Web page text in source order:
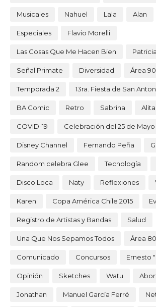
Musicales Nahuel Lala Alan
Especiales Flavio Morelli
Las Cosas Que Me Hacen Bien Patricia
Señal Primate Diversidad Área 90
Temporada 2 13ra. Fiesta de San
BA Comic Retro Sabrina Alita
COVID-19 Celebración del 25 de
Disney Channel Fernando Peña
Random celebra Glee Tecnología
Disco Loca Naty Reflexiones
Karen Copa América Chile 2015
Registro de Artistas y Bandas Salud
Una Que Nos Sepamos Todos Área 80
Comunicado Concursos Ernesto
Opinión Sketches Watu
Jonathan Manuel García Ferré